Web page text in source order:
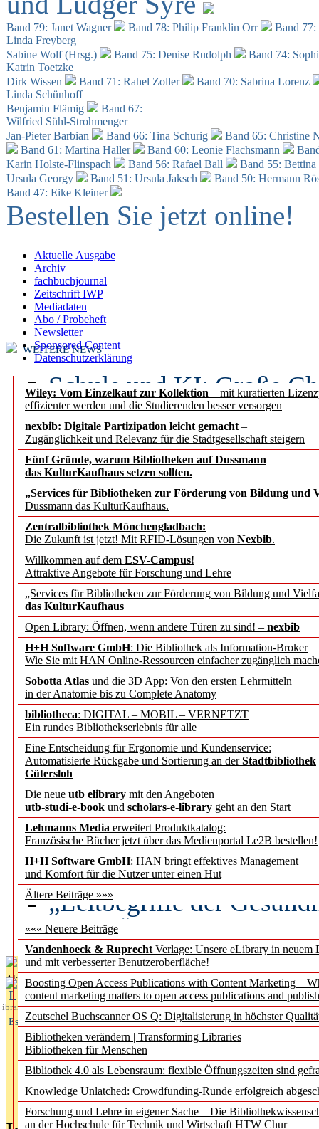
Band 79: Janet Wagner Band 78: Philip Franklin Orr
Band
Linda Freyberg
Sabine Wolf (Hrsg.)
Band 75: Denise Rudolph
Band 74:
Katrin Toetzke
Dirk Wissen
Band 71: Rahel Zoller
Band 70: Sabrina Lorenz
Linda Schünhoff
Benjamin Flämig
Band 67:
Wilfried Sühl-Strohmenger
Jan-Pieter Barbian
Band 66: Tina Schurig
Band 65: Christine
Band 61: Martina Haller
Band 60: Leonie Flachsmann
Karin Holste-Flinspach
Band 56: Rafael Ball
Band 55:
Ursula Georgy
Band 51: Ursula Jaksch Band 50: Hermann
Band 47: Eike Kleiner
Bestellen Sie jetzt online!
Aktuelle Ausgabe
Archiv
fachbuchjournal
Zeitschrift IWP
Mediadaten
Abo / Probeheft
Newsletter
Sponsored Content
Datenschutzerklärung
Wiley: Vom Einzelkauf zur Kollektion – mit kuratierten
effizienter werden und die Studierenden besser versorgen
nexbib: Digitale Partizipation leicht gemacht –
Zugänglichkeit und Relevanz für die Stadtgesellschaft steigern
Fünf Gründe, warum Bibliotheken auf Dussmann
das KulturKaufhaus setzen sollten.
„Services für Bibliotheken zur Förderung von Bildung und
Dussmann das KulturKaufhaus.
Zentralbibliothek Mönchengladbach:
Die Zukunft ist jetzt! Mit RFID-Lösungen von Nexbib.
Willkommen auf dem ESV-Campus!
Attraktive Angebote für Forschung und Lehre
„Services für Bibliotheken zur Förderung von Bildung und
das KulturKaufhaus
Open Library: Öffnen, wenn andere Türen zu sind! – nexbib
H+H Software GmbH: Die Bibliothek als Information-Broker
Wie Sie mit HAN Online-Ressourcen einfacher zugänglich
Sobotta Atlas und die 3D App: Von den ersten Lehrmitteln
in der Anatomie bis zu Complete Anatomy
bibliotheca: DIGITAL – MOBIL – VERNETZT
Ein rundes Bibliothekserlebnis für alle
Eine Entscheidung für Ergonomie und Kundenservice:
Automatisierte Rückgabe und Sortierung an derStadtbibliothek
Gütersloh
Die neue utb elibrary mit den Angeboten
utb-studi-e-book und scholars-e-library geht an den Start
Lehmanns Media erweitert Produktkatalog:
Französische Bücher jetzt über das Medienportal Le2B bestellen!
H+H Software GmbH: HAN bringt effektives Management
und Komfort für die Nutzer unter einen Hut
Ältere Beiträge »»»
««« Neuere Beiträge
Vandenhoeck & Ruprecht Verlage: Unsere eLibrary in neuem
und mit verbesserter Benutzeroberfläche!
Boosting Open Access Publications with Content Marketing –
content marketing matters to open access publications and
Zeutschel Buchscanner OS Q: Digitalisierung in höchster
Bibliotheken verändern | Transforming Libraries
Bibliotheken für Menschen
Bibliothek 4.0 als Lebensraum: flexible Öffnungszeiten sind
Knowledge Unlatched: Crowdfunding-Runde erfolgreich
Forschung und Lehre in eigener Sache – Die
an der Hochschule für Technik und Wirtschaft HTW Chur
WEITERE NEWS
Schule und KI: Große
Voraussetzungen
Erfolgreiches erstes
Segment Research –
angepasst
konstruktiv!
Mohr Siebeck
und die Zeitschrift für
Francke Attempto
EBSCO Information
Recherchefunktionen in
Sorbisches Institut neu
Geschichte und
Künstliche Intelligenz
besser zu verstehen
„Leitbegriffe der
des BIÖG erscheinen
Aktuelles aus
L
ibrary
Essentials